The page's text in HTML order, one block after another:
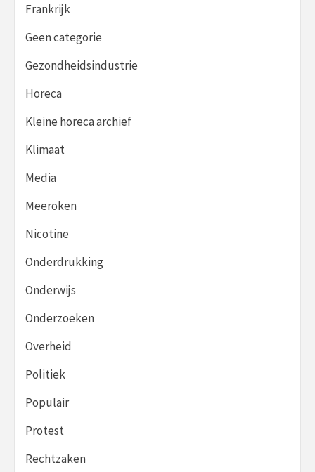
Frankrijk
Geen categorie
Gezondheidsindustrie
Horeca
Kleine horeca archief
Klimaat
Media
Meeroken
Nicotine
Onderdrukking
Onderwijs
Onderzoeken
Overheid
Politiek
Populair
Protest
Rechtzaken